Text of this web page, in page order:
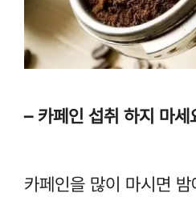
– 카페인 섭취 하지 마세
카페인을 많이 마시면